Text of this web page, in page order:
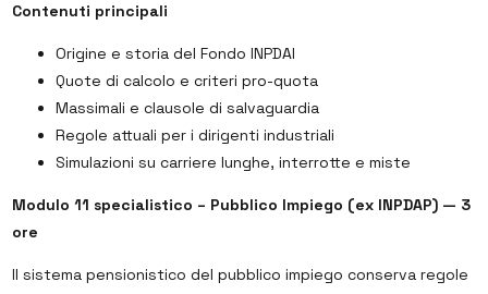
Contenuti principali
Origine e storia del Fondo INPDAI
Quote di calcolo e criteri pro-quota
Massimali e clausole di salvaguardia
Regole attuali per i dirigenti industriali
Simulazioni su carriere lunghe, interrotte e miste
Modulo 11 specialistico – Pubblico Impiego (ex INPDAP) — 3
ore
Il sistema pensionistico del pubblico impiego conserva regole